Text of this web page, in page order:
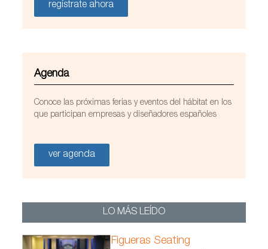
Bancadas SEASON y butacas PENTA de Viccarbe
cortesía de Viccarbe.
regístrate ahora
Agenda
Conoce las próximas ferias y eventos del hábitat en los
que participan empresas y diseñadores españoles
ver agenda
LO MÁS LEÍDO
Figueras Seating